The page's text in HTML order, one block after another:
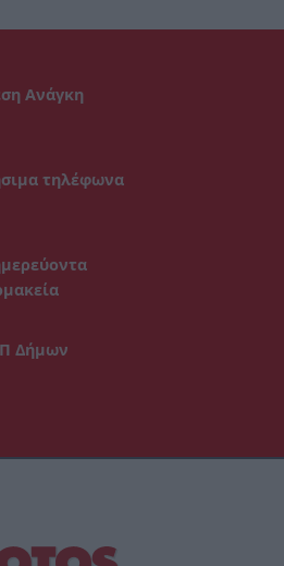
Ανάγκη
τηλέφωνα
Δήμων